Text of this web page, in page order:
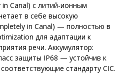
Canal) с литий-ионным
в себе высокую
in Canal) — полностью в
для адаптации к
речи. Аккумулятор:
защиты IP68 — устойчив к
стандарту CIC.